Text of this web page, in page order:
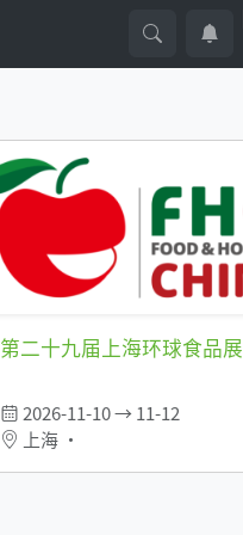
第二十九届上海环球食品展
2026-11-10 → 11-12
上海 •